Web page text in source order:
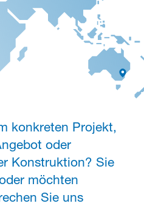
konkreten Projekt,
oder
Konstruktion? Sie
möchten
Sie uns